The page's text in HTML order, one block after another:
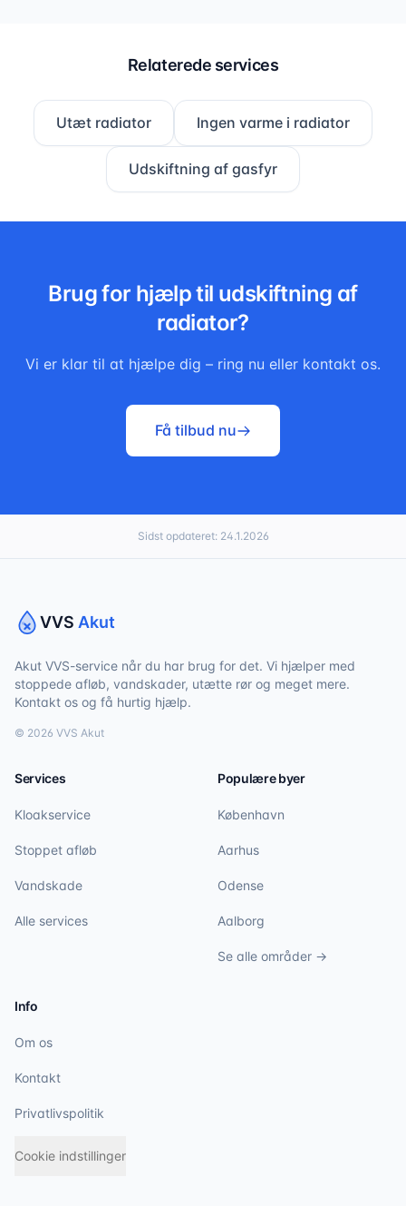
Relaterede services
Utæt radiator Ingen varme i radiator
Udskiftning af gasfyr
Brug for hjælp til udskiftning af
radiator?
Vi er klar til at hjælpe dig – ring nu eller kontakt os.
Få tilbud nu
Sidst opdateret: 24.1.2026
VVS Akut
Akut VVS-service når du har brug for det. Vi hjælper med
stoppede afløb, vandskader, utætte rør og meget mere.
Kontakt os og få hurtig hjælp.
© 2026 VVS Akut
Services
Kloakservice
Stoppet afløb
Vandskade
Alle services
Populære byer
København
Aarhus
Odense
Aalborg
Se alle områder →
Info
Om os
Kontakt
Privatlivspolitik
Cookie indstillinger